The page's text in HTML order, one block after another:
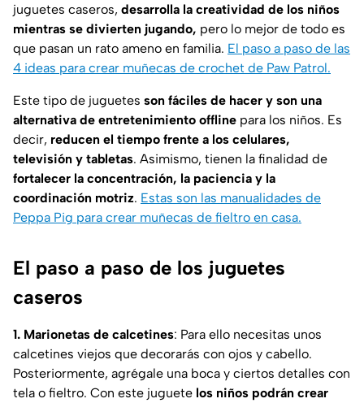
juguetes caseros, desarrolla la creatividad de los niños
mientras se divierten jugando, pero lo mejor de todo es
que pasan un rato ameno en familia. El paso a paso de las
4 ideas para crear muñecas de crochet de Paw Patrol.
Este tipo de juguetes son fáciles de hacer y son una
alternativa de entretenimiento offline para los niños. Es
decir, reducen el tiempo frente a los celulares,
televisión y tabletas. Asimismo, tienen la finalidad de
fortalecer la concentración, la paciencia y la
coordinación motriz. Estas son las manualidades de
Peppa Pig para crear muñecas de fieltro en casa.
El paso a paso de los juguetes
caseros
1. Marionetas de calcetines: Para ello necesitas unos
calcetines viejos que decorarás con ojos y cabello.
Posteriormente, agrégale una boca y ciertos detalles con
tela o fieltro. Con este juguete los niños podrán crear